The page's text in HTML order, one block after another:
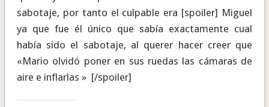
sabotaje, por tanto el culpable era [spoiler] Miguel
ya que fue él único que sabía exactamente cual
había sido el sabotaje, al querer hacer creer que
«Mario olvidó poner en sus ruedas las cámaras de
aire e inflarlas » [/spoiler]